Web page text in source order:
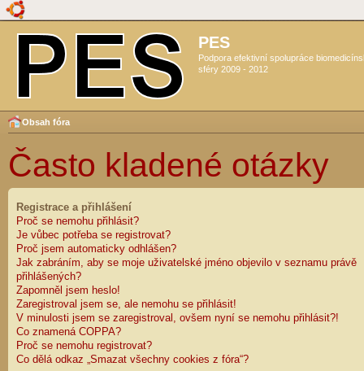
PES
Podpora efektivní spolupráce
sféry 2009 - 2012
Obsah fóra
Často kladené otázky
Registrace a přihlášení
Proč se nemohu přihlásit?
Je vůbec potřeba se registrovat?
Proč jsem automaticky odhlášen?
Jak zabráním, aby se moje uživatelské jméno objevilo v seznamu právě
přihlášených?
Zapomněl jsem heslo!
Zaregistroval jsem se, ale nemohu se přihlásit!
V minulosti jsem se zaregistroval, ovšem nyní se nemohu přihlásit?!
Co znamená COPPA?
Proč se nemohu registrovat?
Co dělá odkaz „Smazat všechny cookies z fóra“?